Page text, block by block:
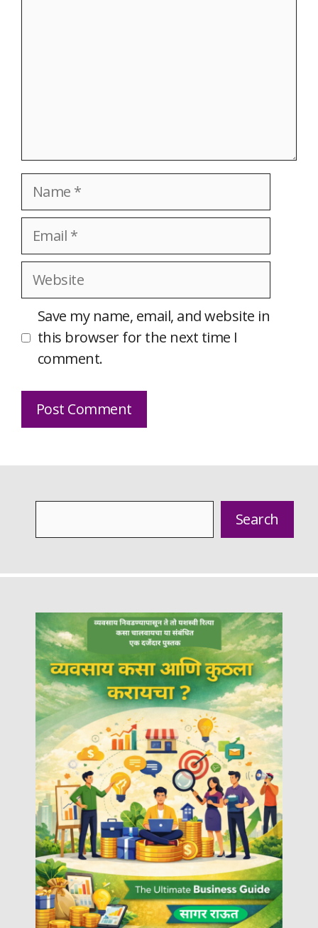
Name
Email
Website
Save my name, email, and website in
this browser for the next time I
comment.
Search